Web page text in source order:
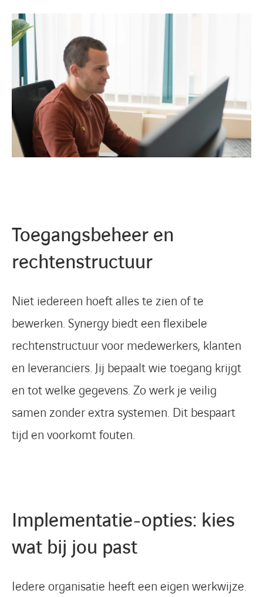
Toegangsbeheer en
rechtenstructuur
Niet iedereen hoeft alles te zien of te
bewerken. Synergy biedt een flexibele
rechtenstructuur voor medewerkers, klanten
en leveranciers. Jij bepaalt wie toegang krijgt
en tot welke gegevens. Zo werk je veilig
samen zonder extra systemen. Dit bespaart
tijd en voorkomt fouten.
Implementatie-opties: kies
wat bij jou past
Iedere organisatie heeft een eigen werkwijze.